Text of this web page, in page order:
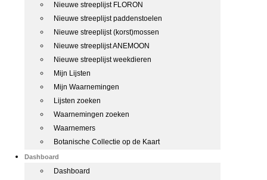
Nieuwe streeplijst FLORON
Nieuwe streeplijst paddenstoelen
Nieuwe streeplijst (korst)mossen
Nieuwe streeplijst ANEMOON
Nieuwe streeplijst weekdieren
Mijn Lijsten
Mijn Waarnemingen
Lijsten zoeken
Waarnemingen zoeken
Waarnemers
Botanische Collectie op de Kaart
Dashboard
Dashboard